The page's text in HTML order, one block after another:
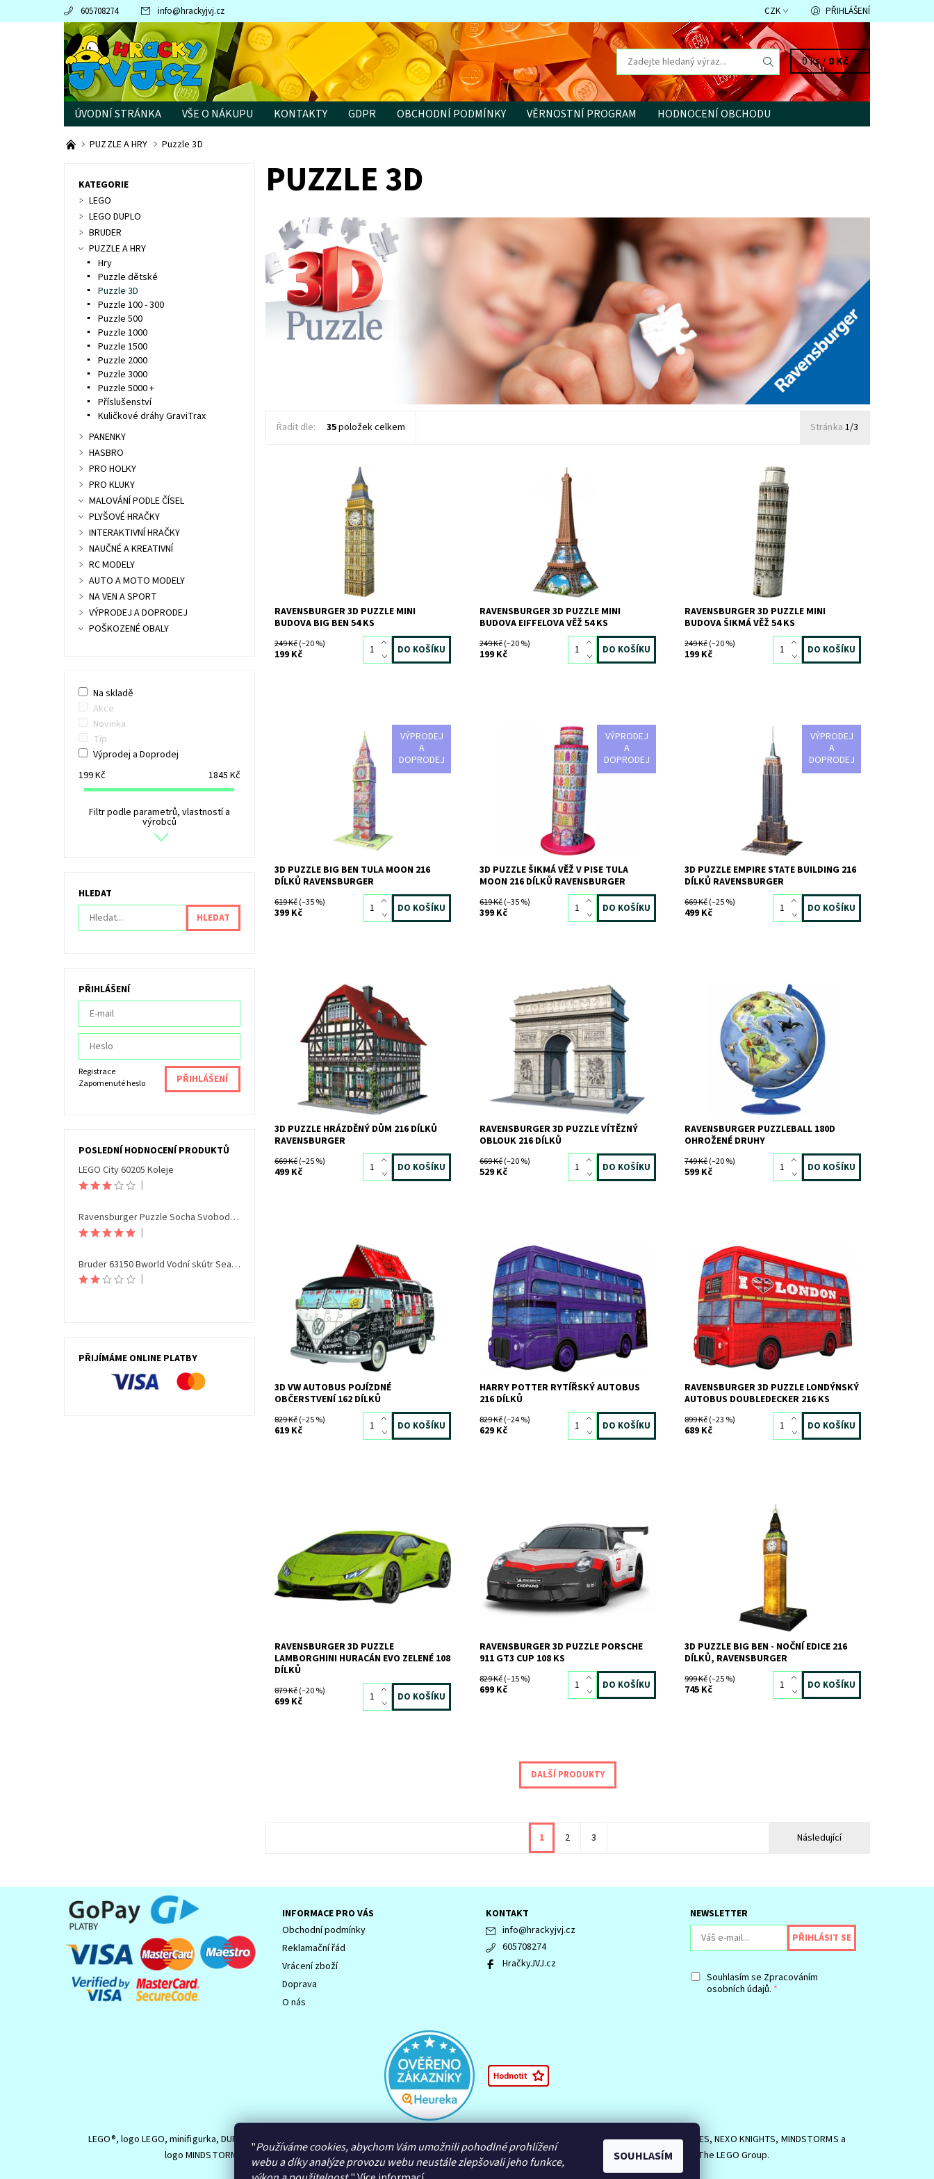
605708274 info@hrackyjvj.cz CZK PŘIHLÁŠENÍ
0 ks /0 Kč
ÚVODNÍ STRÁNKA VŠE O NÁKUPU KONTAKTY GDPR OBCHODNÍ PODMÍNKY VĚRNOSTNÍ PROGRAM
HODNOCENÍ OBCHODU
PRODÁVANÉ ZNAČKY
PUZZLE A HRY Puzzle 3D
PUZZLE 3D
Řadit dle: 35položek celkem Stránka 1/3
Skladem
8821
RAVENSBURGER
RAVENSBURGER 3D PUZZLE MINI
BUDOVA BIG BEN 54 KS
249 Kč(–20 %)
199 Kč
Skladem
RAVENSBURGER
RAVENSBURGER 3D PUZZLE MINI
BUDOVA EIFFELOVA VĚŽ 54 KS
249 Kč(–20 %)
199 Kč
Skladem>3 ks
8827
RAVENSBURGER
RAVENSBURGER 3D PUZZLE MINI
BUDOVA ŠIKMÁ VĚŽ 54 KS
249 Kč(–20 %)
199 Kč
VÝPRODEJ
A
DOPRODEJ
3D puzzle Big Ben Tula Moon
Skladem3 ks
1572
RAVENSBURGER
3D PUZZLE BIG BEN TULA MOON 216
DÍLKŮ RAVENSBURGER
619 Kč(–35 %)
399 Kč
VÝPRODEJ
A
DOPRODEJ
3D puzzle Šikmá věž v Pise Tula Moon 216
Skladem>3 ks
1574
RAVENSBURGER
3D PUZZLE ŠIKMÁ VĚŽ V PISE TULA
MOON 216 DÍLKŮ RAVENSBURGER
619 Kč(–35 %)
399 Kč
VÝPRODEJ
A
DOPRODEJ
3D puzzle Empire State Building 216 dílků
Skladem
>3 ks
RAVENSBURGER
3D PUZZLE EMPIRE STATE BUILDING 216
DÍLKŮ RAVENSBURGER
669 Kč(–25 %)
499 Kč
3D puzzle Hrázděný dům 216 dílků
Dostupnost:
Skladem2 ks
1608
RAVENSBURGER
3D PUZZLE HRÁZDĚNÝ DŮM 216 DÍLKŮ
RAVENSBURGER
669 Kč(–25 %)
499 Kč
Dostupnost: Skladem>3 ks
2808
RAVENSBURGER
RAVENSBURGER 3D PUZZLE VÍTĚZNÝ
OBLOUK 216 DÍLKŮ
669 Kč(–20 %)
529 Kč
Dostupnost: Skladem1 ks
1682
RAVENSBURGER
RAVENSBURGER PUZZLEBALL 180D
OHROŽENÉ DRUHY
749 Kč(–20 %)
599 Kč
Skladem>3 ks
3855
Značka:
RAVENSBURGER
3D VW AUTOBUS POJÍZDNÉ
OBČERSTVENÍ 162 DÍLKŮ
829 Kč(–25 %)
619 Kč
Dostupnost: Skladem3 ks
Kód:
6024
Značka:
RAVENSBURGER
HARRY POTTER RYTÍŘSKÝ AUTOBUS
216 DÍLKŮ
829 Kč(–24 %)
629 Kč
Postavte si klasický Londýnský autobus v
modelu 3d puzzle!
Dostupnost:
Skladem>3 ks
Kód:
6018
Značka:
RAVENSBURGER
RAVENSBURGER 3D PUZZLE LONDÝNSKÝ
AUTOBUS DOUBLEDECKER 216 KS
899 Kč(–23 %)
689 Kč
9774
Značka:
RAVENSBURGER
RAVENSBURGER 3D PUZZLE
LAMBORGHINI HURACÁN EVO ZELENÉ 108
DÍLKŮ
879 Kč(–20 %)
699 Kč
Skladem2 ks
6021
Značka:
RAVENSBURGER
RAVENSBURGER 3D PUZZLE PORSCHE
911 GT3 CUP 108 KS
829 Kč(–15 %)
699 Kč
3D puzzle Big ben noční edice
Skladem>3 ks
2123
RAVENSBURGER
3D PUZZLE BIG BEN - NOČNÍ EDICE 216
DÍLKŮ, RAVENSBURGER
999 Kč(–25 %)
745 Kč
DALŠÍ PRODUKTY
Následující
1 2 3
KATEGORIE
LEGO
LEGO DUPLO
BRUDER
PUZZLE A HRY
Hry
Puzzle dětské
Puzzle 3D
Puzzle 100 - 300
Puzzle 500
Puzzle 1000
Puzzle 1500
Puzzle 2000
Puzzle 3000
Puzzle 5000 +
Příslušenství
Kuličkové dráhy GraviTrax
PANENKY
HASBRO
PRO HOLKY
PRO KLUKY
MALOVÁNÍ PODLE ČÍSEL
PLYŠOVÉ HRAČKY
INTERAKTIVNÍ HRAČKY
NAUČNÉ A KREATIVNÍ
RC MODELY
AUTO A MOTO MODELY
NA VEN A SPORT
VÝPRODEJ A DOPRODEJ
POŠKOZENÉ OBALY
Na skladě
Akce
Novinka
Tip
Výprodej a Doprodej
199Kč 1845 Kč
Filtr podle parametrů, vlastností a
výrobců
HLEDAT
PŘIHLÁŠENÍ
Registrace
Zapomenuté heslo
POSLEDNÍ HODNOCENÍ PRODUKTŮ
LEGO City 60205 Koleje
|
Ravensburger Puzzle Socha Svobody Noční edice 108 dílků
|
Bruder 63150 Bworld Vodní skútr Seamaxx s figurkou
|
PŘIJÍMÁME ONLINE PLATBY
INFORMACE PRO VÁS
Obchodní podmínky
Reklamační řád
Vrácení zboží
Doprava
O nás
KONTAKT
info@hrackyjvj.cz
605708274
HračkyJVJ.cz
NEWSLETTER
Souhlasím se Zpracováním
osobních údajů.
LEGO®, logo LEGO, minifigurka, DUPLO, logo DUPLO, LEGENDS OF CHIMA, NINJAGO, logo NINJAGO, logo FRIENDS, logo HIDDEN SIDE, logo MINIFIGURES, NEXO KNIGHTS, MINDSTORMS a
logo MINDSTORMS jsou ochranné známky společnosti LEGO Group nebo jsou chráněny autorským právem LEGO Group. ©2026 The LEGO Group.
"Používáme cookies, abychom Vám umožnili pohodlné prohlížení
webu a díky analýze provozu webu neustále zlepšovali jeho funkce,
SOUHLASÍM